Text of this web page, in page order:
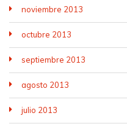
noviembre 2013
octubre 2013
septiembre 2013
agosto 2013
julio 2013